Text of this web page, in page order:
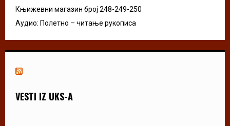
Књижевни магазин број 248-249-250
Аудио: Полетно – читање рукописа
VESTI IZ UKS-A